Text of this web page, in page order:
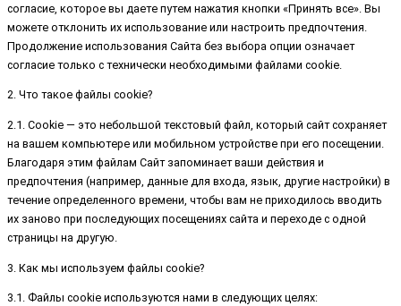
согласие, которое вы даете путем нажатия кнопки «Принять все». Вы
можете отклонить их использование или настроить предпочтения.
Продолжение использования Сайта без выбора опции означает
согласие только с технически необходимыми файлами cookie.
2. Что такое файлы cookie?
2.1. Cookie — это небольшой текстовый файл, который сайт сохраняет
на вашем компьютере или мобильном устройстве при его посещении.
Благодаря этим файлам Сайт запоминает ваши действия и
предпочтения (например, данные для входа, язык, другие настройки) в
течение определенного времени, чтобы вам не приходилось вводить
их заново при последующих посещениях сайта и переходе с одной
страницы на другую.
3. Как мы используем файлы cookie?
3.1. Файлы cookie используются нами в следующих целях: